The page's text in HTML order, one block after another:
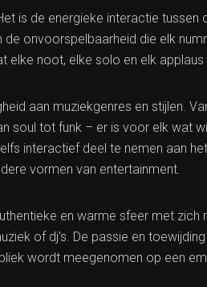
is de energieke interactie tussen
onvoorspelbaarheid die elk
elke noot, elke solo en elk
aan muziekgenres en stijlen.
soul tot funk – er is voor elk wat
interactief deel te nemen aan
vormen van entertainment.
en warme sfeer met zich
of dj’s. De passie en
wordt meegenomen op een